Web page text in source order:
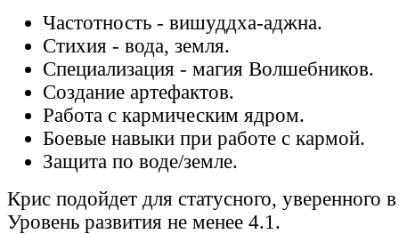
Частотность - вишуддха-аджна.
Стихия - вода, земля.
Специализация - магия Волшебников.
Создание артефактов.
Работа с кармическим ядром.
Боевые навыки при работе с кармой.
Защита по воде/земле.
Крис подойдет для статусного, уверенного
Уровень развития не менее 4.1.